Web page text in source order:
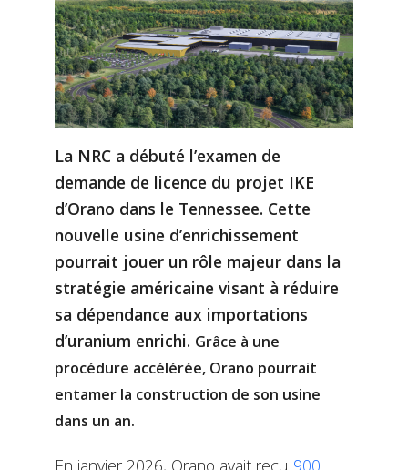
La NRC a débuté l’examen de
demande de licence du projet IKE
d’Orano dans le Tennessee. Cette
nouvelle usine d’enrichissement
pourrait jouer un rôle majeur dans la
stratégie américaine visant à réduire
sa dépendance aux importations
d’uranium enrichi. Grâce à une
procédure accélérée, Orano pourrait
entamer la construction de son usine
dans un an.
En janvier 2026, Orano avait reçu 900